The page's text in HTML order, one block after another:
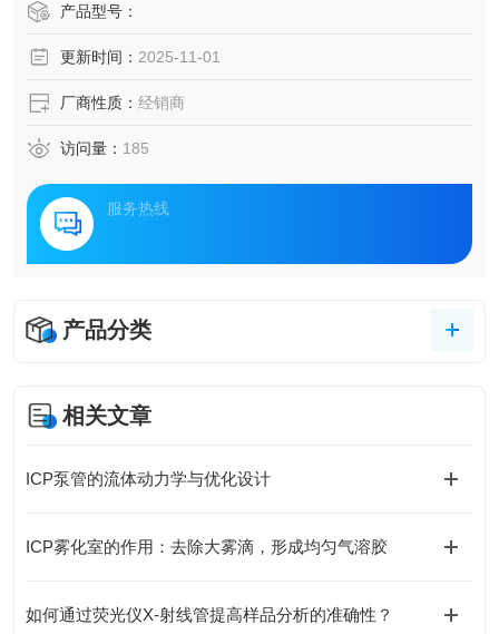
产品型号：
更新时间： 2025-11-01
厂商性质： 经销商
访问量： 185
服务热线
产品分类
相关文章
ICP泵管的流体动力学与优化设计
ICP雾化室的作用：去除大雾滴，形成均匀气溶胶
如何通过荧光仪X-射线管提高样品分析的准确性？